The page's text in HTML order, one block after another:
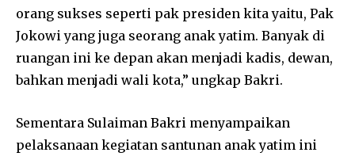
orang sukses seperti pak presiden kita yaitu, Pak
Jokowi yang juga seorang anak yatim. Banyak di
ruangan ini ke depan akan menjadi kadis, dewan,
bahkan menjadi wali kota,” ungkap Bakri.
Sementara Sulaiman Bakri menyampaikan
pelaksanaan kegiatan santunan anak yatim ini